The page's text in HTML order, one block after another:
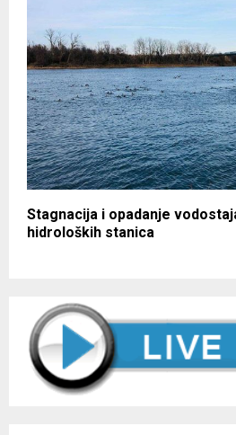
Stagnacija i opadanje
hidroloških stanica